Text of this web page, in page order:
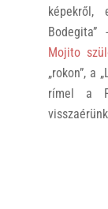
Mojito
„rokon”, a
rímel a